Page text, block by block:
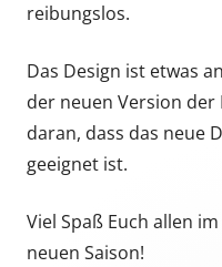
reibungslos.
Das Design ist etwas
der neuen Version
daran, dass das neue
geeignet ist.
Viel Spaß Euch allen
neuen Saison!